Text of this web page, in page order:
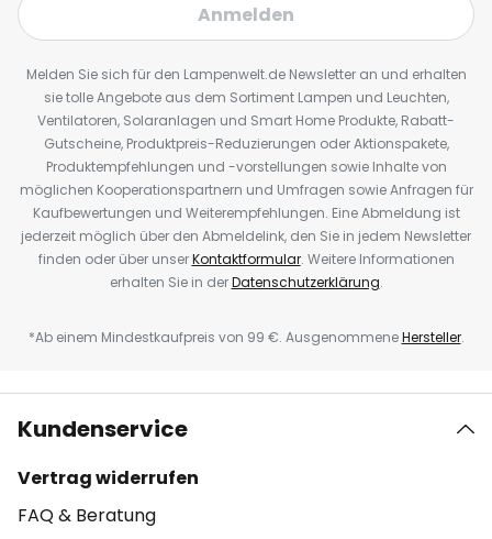
Anmelden
Melden Sie sich für den Lampenwelt.de Newsletter an und erhalten
sie tolle Angebote aus dem Sortiment Lampen und Leuchten,
Ventilatoren, Solaranlagen und Smart Home Produkte, Rabatt-
Gutscheine, Produktpreis-Reduzierungen oder Aktionspakete,
Produktempfehlungen und -vorstellungen sowie Inhalte von
möglichen Kooperationspartnern und Umfragen sowie Anfragen für
Kaufbewertungen und Weiterempfehlungen. Eine Abmeldung ist
jederzeit möglich über den Abmeldelink, den Sie in jedem Newsletter
finden oder über unserKontaktformular. Weitere Informationen
erhalten Sie in derDatenschutzerklärung.
*Ab einem Mindestkaufpreis von 99 €. AusgenommeneHersteller.
Kundenservice
Vertrag widerrufen
FAQ & Beratung